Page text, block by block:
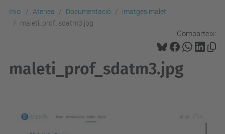
Inici Atenea Documentació
imatges maleti
maleti_prof_sdatm3.jpg
Comparteix:
maleti_prof_sdatm3.jpg